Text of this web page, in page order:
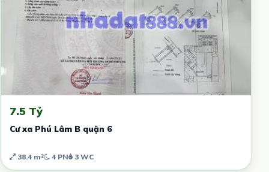
7.5 Tỷ
Cư xa Phú Lâm B quận 6
38.4 m² 4 PN 3 WC